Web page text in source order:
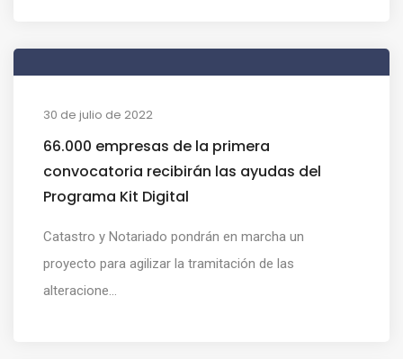
30 de julio de 2022
66.000 empresas de la primera
convocatoria recibirán las ayudas del
Programa Kit Digital
Catastro y Notariado pondrán en marcha un
proyecto para agilizar la tramitación de las
alteracione...